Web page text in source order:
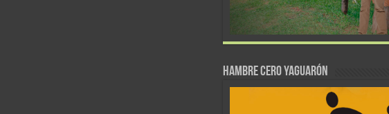
Hambre Cero Yaguarón